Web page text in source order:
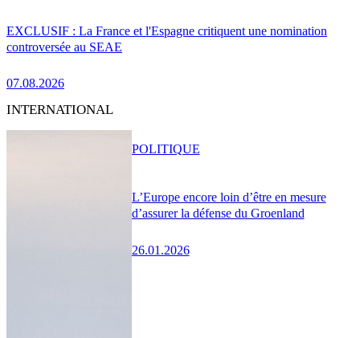
EXCLUSIF : La France et l'Espagne critiquent une nomination
controversée au SEAE
07.08.2026
INTERNATIONAL
L’Europe encore loin d’être en mesure
d’assurer la défense du Groenland
26.01.2026
POLITIQUE